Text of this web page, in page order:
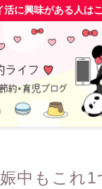
活に興味がある人は
娠中もこれ